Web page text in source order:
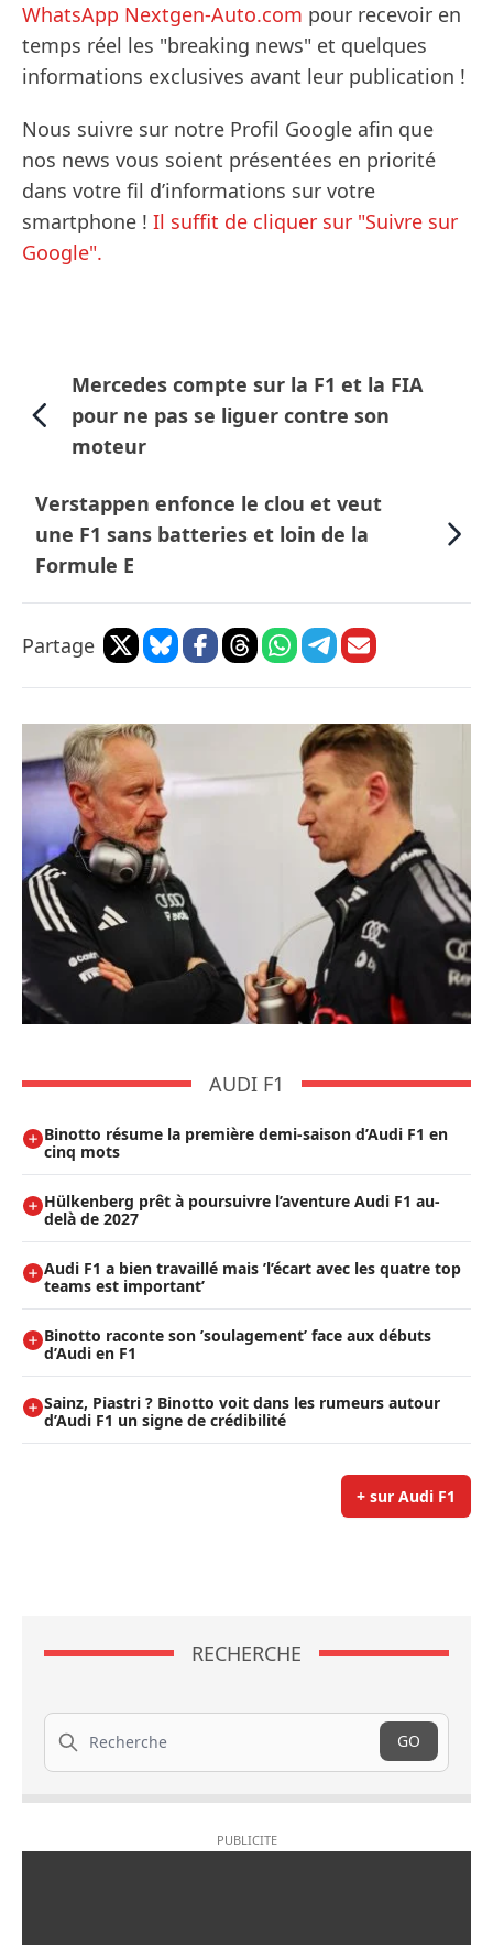
WhatsApp Nextgen-Auto.com pour recevoir en
temps réel les "breaking news" et quelques
informations exclusives avant leur publication !
Nous suivre sur notre Profil Google afin que
nos news vous soient présentées en priorité
dans votre fil d’informations sur votre
smartphone ! Il suffit de cliquer sur "Suivre sur
Google".
Mercedes compte sur la F1 et la FIA
pour ne pas se liguer contre son
moteur
Verstappen enfonce le clou et veut
une F1 sans batteries et loin de la
Formule E
Partage
AUDI F1
Binotto résume la première demi-saison d’Audi F1 en
cinq mots
Hülkenberg prêt à poursuivre l’aventure Audi F1 au-
delà de 2027
Audi F1 a bien travaillé mais ’l’écart avec les quatre top
teams est important’
Binotto raconte son ’soulagement’ face aux débuts
d’Audi en F1
Sainz, Piastri ? Binotto voit dans les rumeurs autour
d’Audi F1 un signe de crédibilité
+ sur Audi F1
RECHERCHE
Recherche
GO